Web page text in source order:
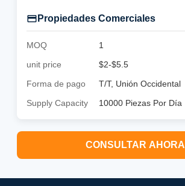
Propiedades Comerciales
MOQ
1
unit price
$2-$5.5
Forma de pago
T/T, Unión Occidental
Supply Capacity
10000 Piezas Por Día
CONSULTAR AHORA